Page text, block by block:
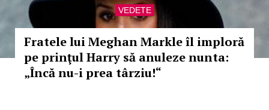
VEDETE
Fratele lui Meghan Markle îl imploră
pe prinţul Harry să anuleze nunta:
„Încă nu-i prea târziu!“